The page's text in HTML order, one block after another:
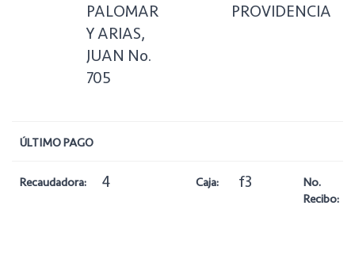
PALOMAR
Y ARIAS,
JUAN No.
705
PROVIDENCIA
ÚLTIMO PAGO
Recaudadora: 4 Caja: f3
No.
Recibo: